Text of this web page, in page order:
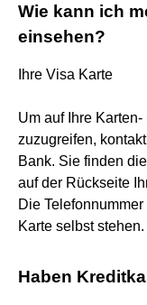
Wie kann ich
einsehen?
Ihre Visa Karte
Um auf Ihre
zuzugreifen,
Bank. Sie finden
auf der Rückseite
Die
Karte selbst stehen.
Haben